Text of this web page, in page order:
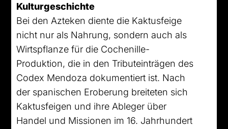
Kulturgeschichte
Bei den Azteken diente die Kaktusfeige
nicht nur als Nahrung, sondern auch als
Wirtspflanze für die Cochenille-
Produktion, die in den Tributeinträgen des
Codex Mendoza dokumentiert ist. Nach
der spanischen Eroberung breiteten sich
Kaktusfeigen und ihre Ableger über
Handel und Missionen im 16. Jahrhundert